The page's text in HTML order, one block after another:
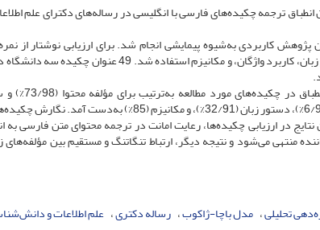
انطباق ترجمه‌ چکیده‌های فارسی با انگلیسی در رساله‌های دکترای
پژوهش کاربردی به‌شیوه پیمایشی انجام شد. برای ارزیابی نوشتار از
محتوا، سازماندهی، دستور زبان، کاربرد واژگان،
نتایج در ارزیابی چکیده‌ها، رعایت امانت در ترجمه‌ محتوای متن فارسی
منتهی‌ می‌شود و نتیجه‌ دیگر، ارتباط تنگاتنگ و مستقیم بین
تحلیلی مدل باچا-ژاکوب رساله دکتری علم اطلاعات و